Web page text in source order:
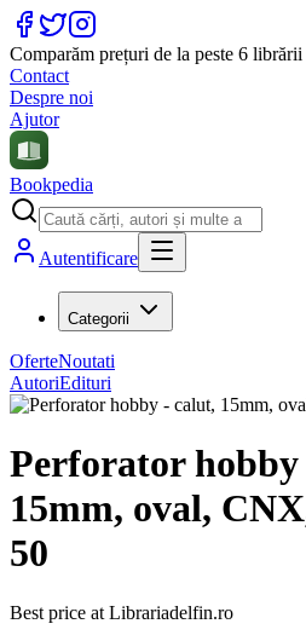
Comparăm prețuri de la peste 6
Contact
Despre noi
Ajutor
Bookpedia
Autentificare
Categorii
OferteNoutati
AutoriEdituri
Perforator
15mm, oval,
50
Best price at Librariadelfin.ro